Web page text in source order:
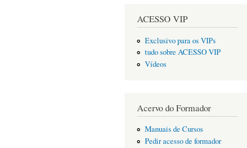
ACESSO VIP
Exclusivo para os VIPs
tudo sobre ACESSO VIP
Vídeos
Acervo do Formador
Manuais de Cursos
Pedir acesso de formador